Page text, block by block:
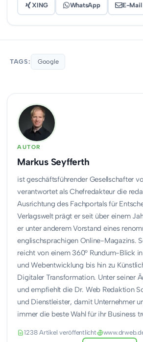
XING WhatsApp E-Mail
TAGS: Google
AUTOR
Markus Seyfferth
ist geschäftsführender Gesellschafter
verantwortet als Chefredakteur die
Ausrichtung des Fachportals für
Verlagswelt prägt er seit über einem
er unter anderem Vorstand eines
englischsprachigen Online-Magazins.
reicht von einem 360° Rundum-Blick
und Webentwicklung bis hin zu
Digitaler Transformation. Unter seiner
und empfiehlt die Dr. Web Redaktion
und Dienstleister, damit Unternehmer
immer die beste Wahl für ihr Business
1238 Artikel veröffentlicht